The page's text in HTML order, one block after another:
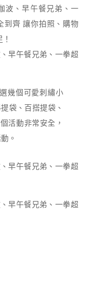
幾個可愛刺繡小
袋、百搭提袋、
活動非常安全，
。